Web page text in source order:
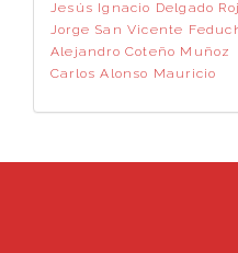
Jesús Ignacio Delgado
Jorge San Vicente
Alejandro Coteño Muñoz
Carlos Alonso Mauricio